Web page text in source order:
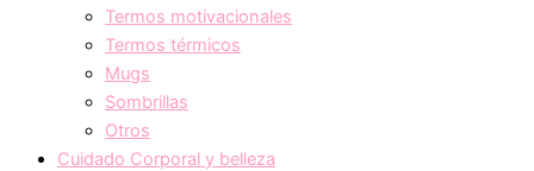
Termos motivacionales
Termos térmicos
Mugs
Sombrillas
Otros
Cuidado Corporal y belleza